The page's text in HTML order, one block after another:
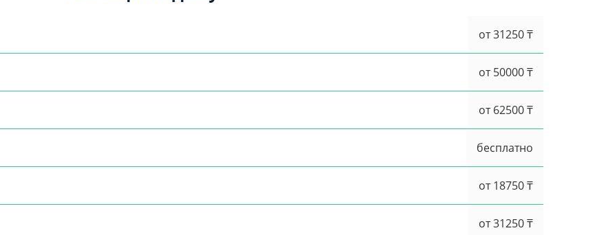
от 31250 ₸
от 50000 ₸
от 62500 ₸
бесплатно
от 18750 ₸
от 31250 ₸